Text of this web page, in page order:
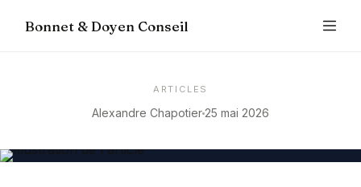
Bonnet & Doyen Conseil
ARTICLES
Alexandre Chapotier 25 mai 2026